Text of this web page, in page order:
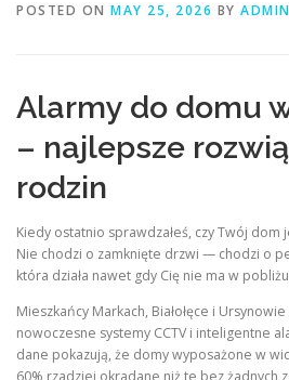
KONTAKT
EN
POSTED ON MAY 25, 2026 BY ADMIN
Alarmy do domu
– najlepsze
rodzin
Kiedy ostatnio sprawdzałeś, czy Twój
Nie chodzi o zamknięte drzwi — chodzi o
która działa nawet gdy Cię nie ma w
Mieszkańcy Markach, Białołęce i
nowoczesne systemy CCTV i inteligentne
dane pokazują, że domy wyposażone w